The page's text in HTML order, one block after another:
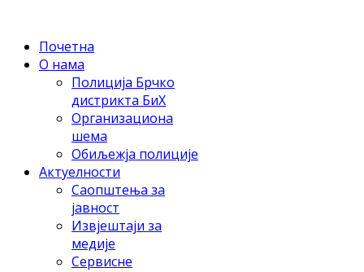
Почетна
О нама
Полиција Брчко
дистрикта БиХ
Организациона
шема
Обиљежја полиције
Актуелности
Саопштења за
јавност
Извјештаји за
медије
Сервисне